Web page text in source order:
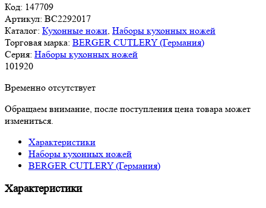
Код: 147709
Артикул: BC2292017
Каталог: Кухонные ножи Наборы кухонных ножей
Торговая марка: BERGER CUTLERY (Германия)
Серия: Наборы кухонных ножей
101920
Временно отсутствует
Обращаем внимание, после поступления цена товара может
измениться.
Характеристики
Наборы кухонных ножей
BERGER CUTLERY (Германия)
Характеристики